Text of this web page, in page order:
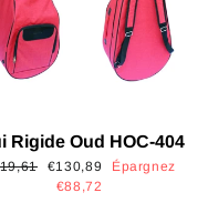
Rigide Oud HOC-404
Prix
réduit
€130,89
Épargnez
€88,72